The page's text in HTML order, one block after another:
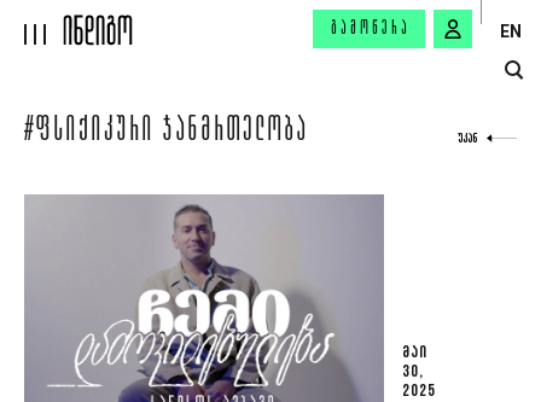
ᲒᲐᲛᲝᲬᲔᲠᲐ EN
#ᲤᲡᲘᲥᲘᲙᲣᲠᲘ ᲯᲐᲜᲛᲠᲗᲔᲚᲝᲑᲐ ᲣᲙᲐᲜ
ᲛᲐᲘ
30,
2025